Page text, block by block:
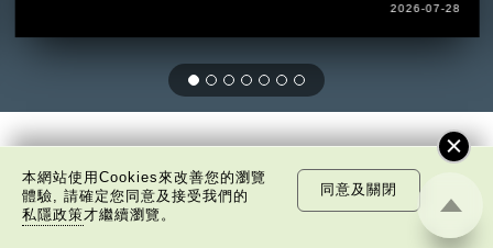
2026-07-28
非凡人事
本網站使用Cookies來改善您的瀏覽
體驗, 請確定您同意及接受我們的
私隱政策才繼續瀏覽。
同意及關閉